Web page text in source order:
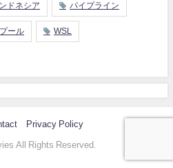
ドネシア パイプライン
ール WSL
Privacy Policy
All Rights Reserved.